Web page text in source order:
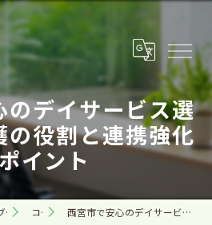
のデイサービス選
の役割と連携強化
イント
グ コラム 西宮市で安心のデイサービス選び：訪問看護の役割と連携強化のポイント